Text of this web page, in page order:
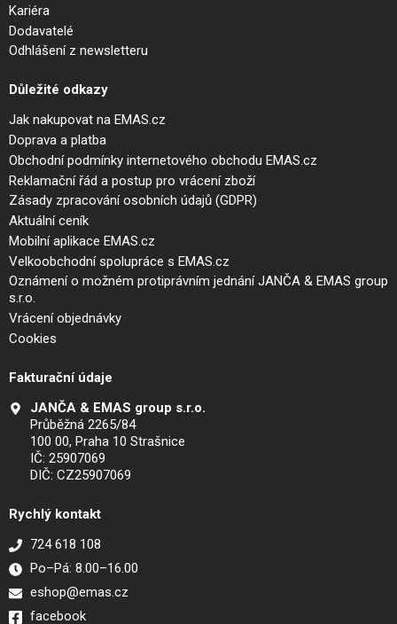
Kariéra
Dodavatelé
Odhlášení z newsletteru
Důležité odkazy
Jak nakupovat na EMAS.cz
Doprava a platba
Obchodní podmínky internetového obchodu EMAS.cz
Reklamační řád a postup pro vrácení zboží
Zásady zpracování osobních údajů (GDPR)
Aktuální ceník
Mobilní aplikace EMAS.cz
Velkoobchodní spolupráce s EMAS.cz
Oznámení o možném protiprávním jednání JANČA & EMAS group
s.r.o.
Vrácení objednávky
Cookies
Fakturační údaje
JANČA & EMAS group s.r.o.
Průběžná 2265/84
100 00, Praha 10 Strašnice
IČ: 25907069
DIČ: CZ25907069
Rychlý kontakt
724 618 108
Po–Pá: 8.00–16.00
eshop@emas.cz
facebook